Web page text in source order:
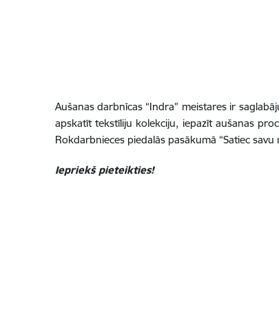
Aušanas darbnīcas “Indra” meistares ir
apskatīt tekstīliju kolekciju, iepazīt aušanas
Rokdarbnieces piedalās pasākumā “Satiec savu
Iepriekš pieteikties!